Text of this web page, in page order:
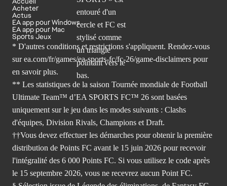
Acheter
Actus
EA app pour Windows
EA app pour Mac
Sports Jeux
* D'autres conditions et restrictions s'appliquent. Rendez-vous
sur ea.com/fr/games/ea-sports-fc/fc-26/game-disclaimers pour
en savoir plus.
** Les statistiques de la saison Tournée mondiale de Football
Ultimate Team™ d’EA SPORTS FC™ 26 sont basées
uniquement sur le jeu dans les modes suivants : Clashs
d'équipes, Division Rivals, Champions et Draft.
††Vous devez effectuer les démarches pour obtenir la première
distribution de Points FC avant le 15 juin 2026 pour recevoir
l'intégralité des 6 000 Points FC. Si vous utilisez le code après
le 15 septembre 2026, vous ne recevrez aucun Point FC.